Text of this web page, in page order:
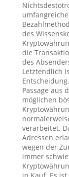
des
die
des
Letztendlich
Passage aus
möglichen
verarbeitet.
Adressen
wegen der
immer